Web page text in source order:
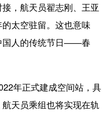
，航天员翟志刚、王亚
太空驻留。这也意味
国人的传统节日——春
年正式建成空间站，具
天员乘组也将实现在轨